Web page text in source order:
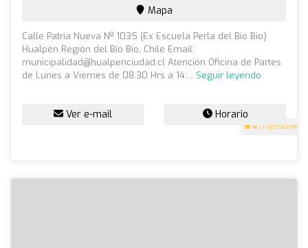
4 (1 opiniones)
Mapa
Calle Patria Nueva Nº 1035 (Ex Escuela Perla del Bio Bio)
Hualpén Región del Bío Bío, Chile Email:
municipalidad@hualpenciudad.cl Atención Oficina de Partes
de Lunes a Viernes de 08:30 Hrs a 14:... Seguir leyendo
Ver e-mail Horario